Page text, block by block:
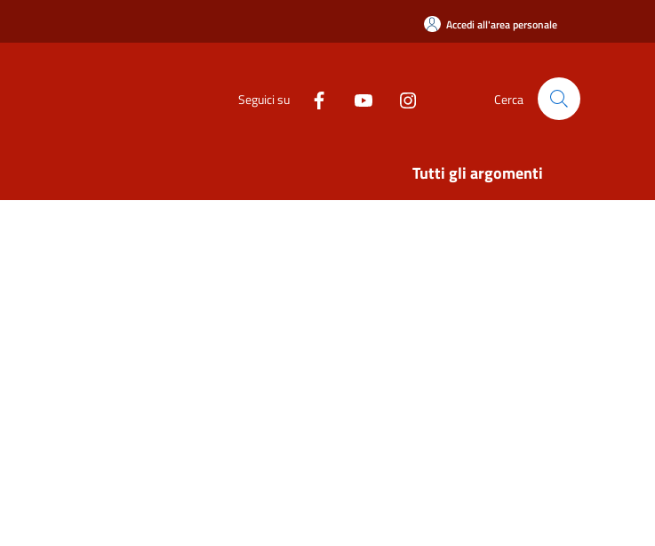
Accedi all'area personale
Seguici su Cerca
Tutti gli argomenti